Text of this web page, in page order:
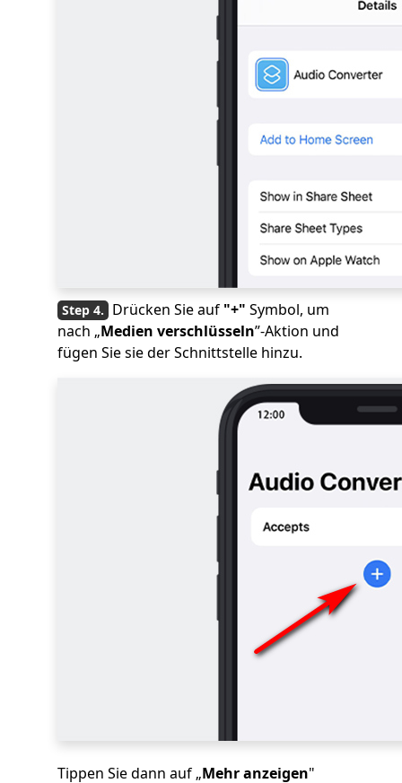
Drücken Sie auf "+" Symbol, um
nach „Medien verschlüsseln”-Aktion und
fügen Sie sie der Schnittstelle hinzu.
Tippen Sie dann auf „Mehr anzeigen"